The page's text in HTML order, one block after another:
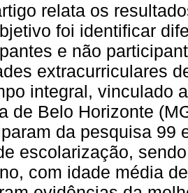
relata os
foi identificar
e não
extracurriculares
integral, vinculado
de Belo Horizonte
da pesquisa 99
escolarização,
com idade média